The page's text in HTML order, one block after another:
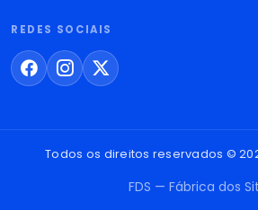
REDES SOCIAIS
Todos os direitos reservados ©
FDS — Fábrica dos